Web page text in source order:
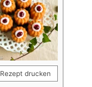
Rezept drucken